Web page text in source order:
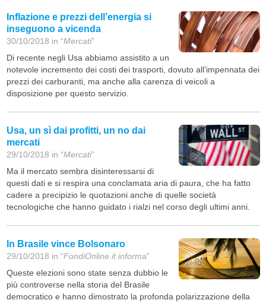
Inflazione e prezzi dell’energia si
inseguono a vicenda
30/10/2018 in “Mercati”
Di recente negli Usa abbiamo assistito a un
notevole incremento dei costi dei trasporti, dovuto all’impennata dei
prezzi dei carburanti, ma anche alla carenza di veicoli a
disposizione per questo servizio.
Usa, un sì dai profitti, un no dai
mercati
29/10/2018 in “Mercati”
Ma il mercato sembra disinteressarsi di
questi dati e si respira una conclamata aria di paura, che ha fatto
cadere a precipizio le quotazioni anche di quelle società
tecnologiche che hanno guidato i rialzi nel corso degli ultimi anni.
In Brasile vince Bolsonaro
29/10/2018 in “FondiOnline.it informa”
Queste elezioni sono state senza dubbio le
più controverse nella storia del Brasile
democratico e hanno dimostrato la profonda polarizzazione della